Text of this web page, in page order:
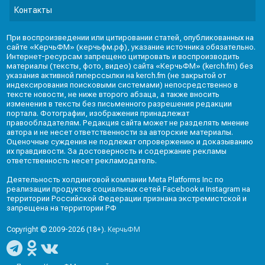
Контакты
При воспроизведении или цитировании статей, опубликованных на
сайте «КерчьФМ» (керчьфм.рф), указание источника обязательно.
Интернет-ресурсам запрещено цитировать и воспроизводить
материалы (тексты, фото, видео) сайта «КерчьФМ» (kerch.fm) без
указания активной гиперссылки на kerch.fm (не закрытой от
индексирования поисковыми системами) непосредственно в
тексте новости, не ниже второго абзаца, а также вносить
изменения в тексты без письменного разрешения редакции
портала. Фотографии, изображения принадлежат
правообладателям. Редакция сайта может не разделять мнение
автора и не несет ответственности за авторские материалы.
Оценочные суждения не подлежат опровержению и доказыванию
их правдивости. За достоверность и содержание рекламы
ответственность несет рекламодатель.
Деятельность холдинговой компании Meta Platforms Inc по
реализации продуктов социальных сетей Facebook и Instagram на
территории Российской Федерации признана экстремистской и
запрещена на территории РФ
Copyright © 2009-2026 (18+).КерчьФМ